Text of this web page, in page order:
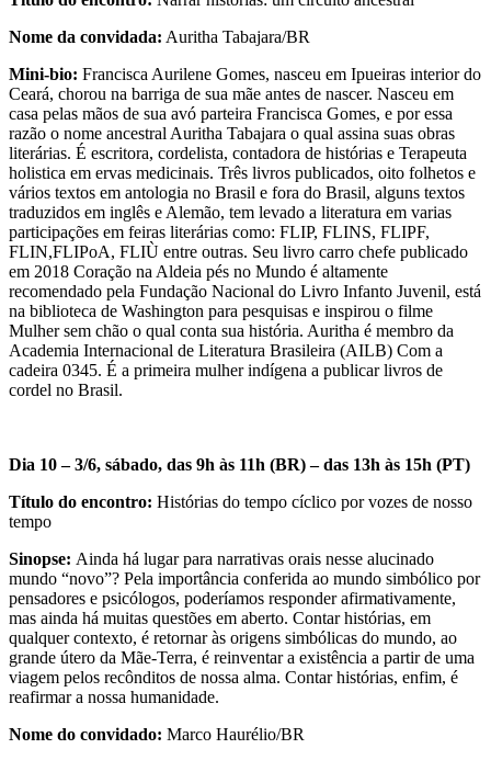
Nome da convidada: Auritha Tabajara/BR
Mini-bio: Francisca Aurilene Gomes, nasceu em Ipueiras interior do
Ceará, chorou na barriga de sua mãe antes de nascer. Nasceu em
casa pelas mãos de sua avó parteira Francisca Gomes, e por essa
razão o nome ancestral Auritha Tabajara o qual assina suas obras
literárias. É escritora, cordelista, contadora de histórias e Terapeuta
holistica em ervas medicinais. Três livros publicados, oito folhetos e
vários textos em antologia no Brasil e fora do Brasil, alguns textos
traduzidos em inglês e Alemão, tem levado a literatura em varias
participações em feiras literárias como: FLIP, FLINS, FLIPF,
FLIN,FLIPoA, FLIÙ entre outras. Seu livro carro chefe publicado
em 2018 Coração na Aldeia pés no Mundo é altamente
recomendado pela Fundação Nacional do Livro Infanto Juvenil, está
na biblioteca de Washington para pesquisas e inspirou o filme
Mulher sem chão o qual conta sua história. Auritha é membro da
Academia Internacional de Literatura Brasileira (AILB) Com a
cadeira 0345. É a primeira mulher indígena a publicar livros de
cordel no Brasil.
Dia 10 – 3/6, sábado, das 9h às 11h (BR) – das 13h às 15h (PT)
Título do encontro: Histórias do tempo cíclico por vozes de nosso
tempo
Sinopse: Ainda há lugar para narrativas orais nesse alucinado
mundo “novo”? Pela importância conferida ao mundo simbólico por
pensadores e psicólogos, poderíamos responder afirmativamente,
mas ainda há muitas questões em aberto. Contar histórias, em
qualquer contexto, é retornar às origens simbólicas do mundo, ao
grande útero da Mãe-Terra, é reinventar a existência a partir de uma
viagem pelos recônditos de nossa alma. Contar histórias, enfim, é
reafirmar a nossa humanidade.
Nome do convidado: Marco Haurélio/BR